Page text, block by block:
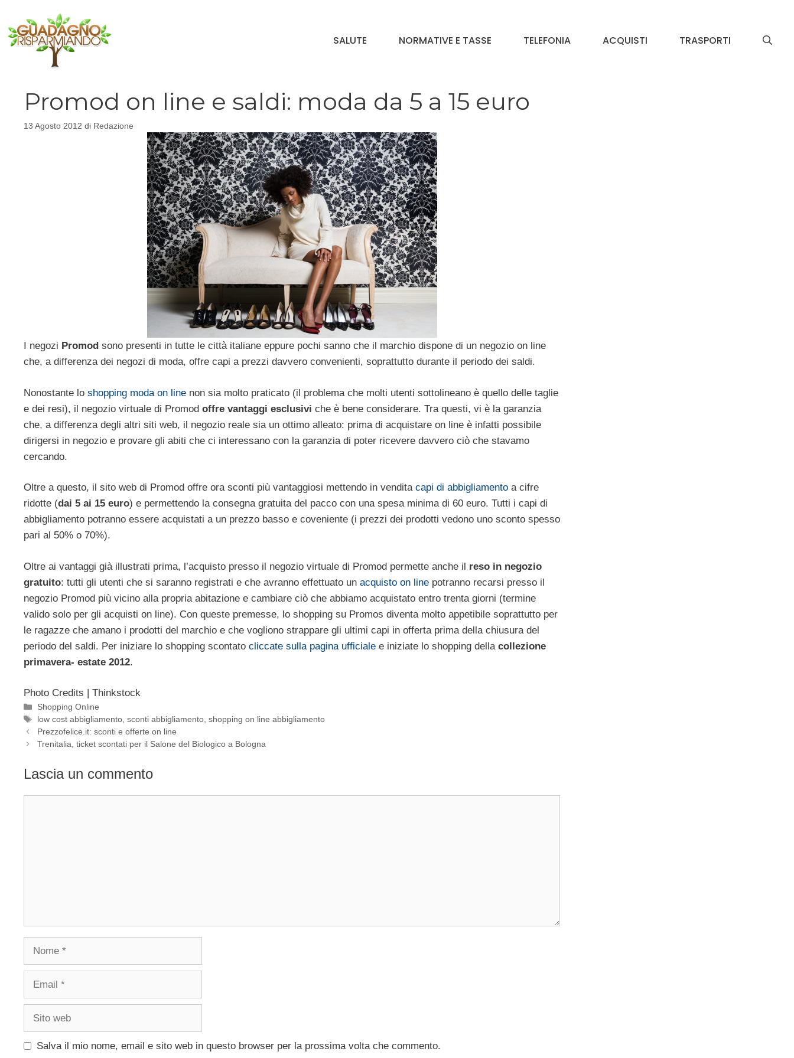
contenuto
SALUTE NORMATIVE E TASSE TELEFONIA ACQUISTI TRASPORTI
Promod on line e saldi: moda da 5 a 15 euro
13 Agosto 2012 di Redazione
I negozi Promod sono presenti in tutte le città italiane eppure pochi sanno che il marchio dispone di un negozio on line
che, a differenza dei negozi di moda, offre capi a prezzi davvero convenienti, soprattutto durante il periodo dei saldi.
Nonostante lo shopping moda on line non sia molto praticato (il problema che molti utenti sottolineano è quello delle taglie
e dei resi), il negozio virtuale di Promod offre vantaggi esclusivi che è bene considerare. Tra questi, vi è la garanzia
che, a differenza degli altri siti web, il negozio reale sia un ottimo alleato: prima di acquistare on line è infatti possibile
dirigersi in negozio e provare gli abiti che ci interessano con la garanzia di poter ricevere davvero ciò che stavamo
cercando.
Oltre a questo, il sito web di Promod offre ora sconti più vantaggiosi mettendo in venditacapi di abbigliamento a cifre
ridotte (dai 5 ai 15 euro) e permettendo la consegna gratuita del pacco con una spesa minima di 60 euro. Tutti i capi di
abbigliamento potranno essere acquistati a un prezzo basso e coveniente (i prezzi dei prodotti vedono uno sconto spesso
pari al 50% o 70%).
Oltre ai vantaggi già illustrati prima, l’acquisto presso il negozio virtuale di Promod permette anche il reso in negozio
gratuito: tutti gli utenti che si saranno registrati e che avranno effettuato un acquisto on line potranno recarsi presso il
negozio Promod più vicino alla propria abitazione e cambiare ciò che abbiamo acquistato entro trenta giorni (termine
valido solo per gli acquisti on line). Con queste premesse, lo shopping su Promos diventa molto appetibile soprattutto per
le ragazze che amano i prodotti del marchio e che vogliono strappare gli ultimi capi in offerta prima della chiusura del
periodo del saldi. Per iniziare lo shopping scontato cliccate sulla pagina ufficiale e iniziate lo shopping della collezione
primavera- estate 2012.
Photo Credits | Thinkstock
Categorie
Shopping Online
Tag
low cost abbigliamento,sconti abbigliamento,shopping on line abbigliamento
Prezzofelice.it: sconti e offerte on line
Trenitalia, ticket scontati per il Salone del Biologico a Bologna
Lascia un commento
Salva il mio nome, email e sito web in questo browser per la prossima volta che commento.